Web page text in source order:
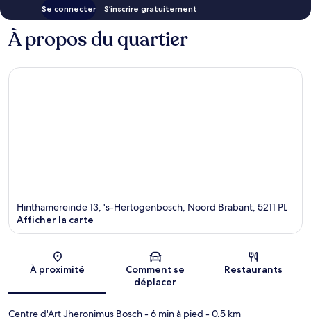
Se connecter S’inscrire gratuitement
À propos du quartier
Carte
Hinthamereinde 13, 's-Hertogenbosch, Noord Brabant, 5211 PL
Afficher la carte
À proximité
Comment se
déplacer
Restaurants
Centre d'Art Jheronimus Bosch- 6 min à pied - 0.5 km